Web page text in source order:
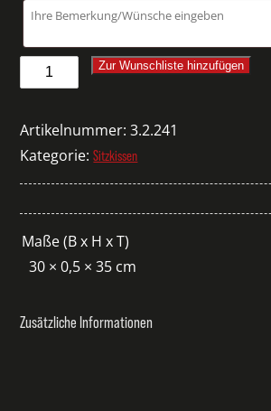
Sitzpad
About
Menge
Zur Wunschliste hinzufügen
Artikelnummer:3.2.241
Kategorie:Sitzkissen
Maße (B x H x T)
30 × 0,5 × 35 cm
Zusätzliche Informationen